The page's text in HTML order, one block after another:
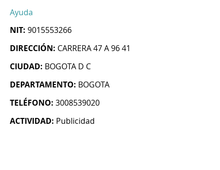
Ayuda
NIT: 9015553266
DIRECCIÓN: CARRERA 47 A 96 41
CIUDAD: BOGOTA D C
DEPARTAMENTO: BOGOTA
TELÉFONO: 3008539020
ACTIVIDAD: Publicidad